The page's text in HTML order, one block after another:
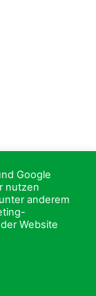
Google
nutzen
anderem
Website